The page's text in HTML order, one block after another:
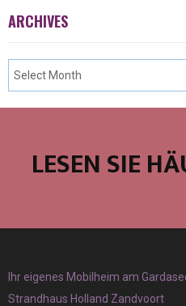
ARCHIVES
LESEN SIE
Ihr eigenes Mobilheim am
Strandhaus Holland Zandvoort